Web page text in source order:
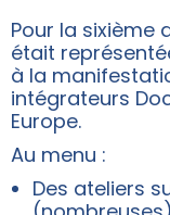
Pour la sixième
était
à la
intégrateurs
Europe.
Au menu :
Des ateliers